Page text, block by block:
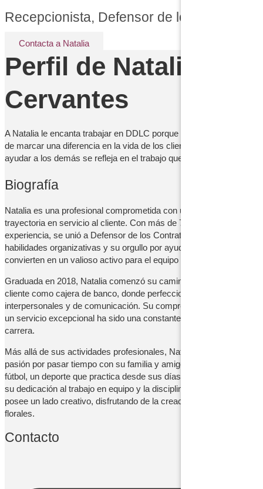
Recepcionista, Defensor de los
Contacta a Natalia
Perfil de Natalia
Cervantes
A Natalia le encanta trabajar en DDLC porque tiene la oportunidad
de marcar una diferencia en la vida de los clientes. Su pasión por
ayudar a los demás se refleja en el trabajo que realiza.
Biografía
Natalia es una profesional comprometida con una sólida
trayectoria en servicio al cliente. Con más de 7 años de
experiencia, se unió a Defensor de los Contratistas en 2022. Sus
habilidades organizativas y su orgullo por ayudar a los demás la
convierten en un valioso activo para el equipo de Defensor.
Graduada en 2018, Natalia comenzó su camino en el servicio al
cliente como cajera de banco, donde perfeccionó sus habilidades
interpersonales y de comunicación. Su compromiso con brindar
un servicio excepcional ha sido una constante a lo largo de su
carrera.
Más allá de sus actividades profesionales, Natalia siente una gran
pasión por pasar tiempo con su familia y amigos. Su amor por el
fútbol, un deporte que practica desde sus días escolares, refleja
su dedicación al trabajo en equipo y la disciplina. Además, Natalia
posee un lado creativo, disfrutando de la creación de arreglos
florales.
Contacto